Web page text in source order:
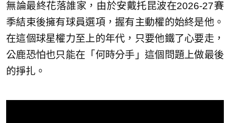
無論最終花落誰家，由於安戴托昆波在2026-27賽
季結束後擁有球員選項，握有主動權的始終是他。
在這個球星權力至上的年代，只要他鐵了心要走，
公鹿恐怕也只能在「何時分手」這個問題上做最後
的掙扎。